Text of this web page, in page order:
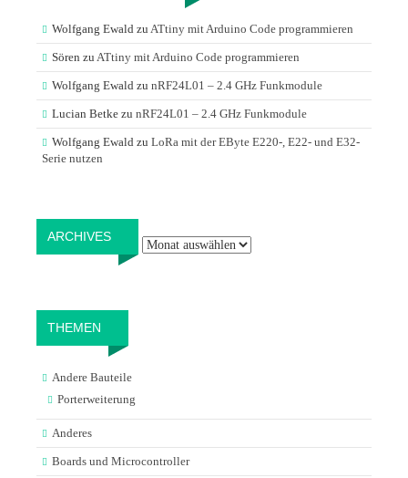
Wolfgang Ewald zu ATtiny mit Arduino Code programmieren
Sören zu ATtiny mit Arduino Code programmieren
Wolfgang Ewald zu nRF24L01 – 2.4 GHz Funkmodule
Lucian Betke zu nRF24L01 – 2.4 GHz Funkmodule
Wolfgang Ewald zu LoRa mit der EByte E220-, E22- und E32-
Serie nutzen
ARCHIVES
THEMEN
Andere Bauteile
Porterweiterung
Anderes
Boards und Microcontroller